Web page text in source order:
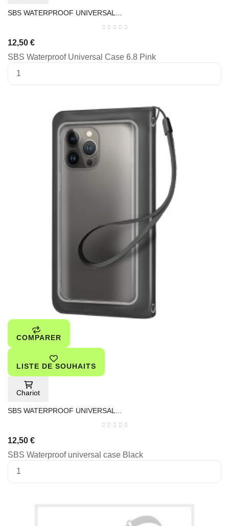
SBS WATERPROOF UNIVERSAL...
12,50 €
SBS Waterproof Universal Case 6.8 Pink
COMPARER
LISTE DE SOUHAITS
Chariot
SBS WATERPROOF UNIVERSAL...
12,50 €
SBS Waterproof universal case Black